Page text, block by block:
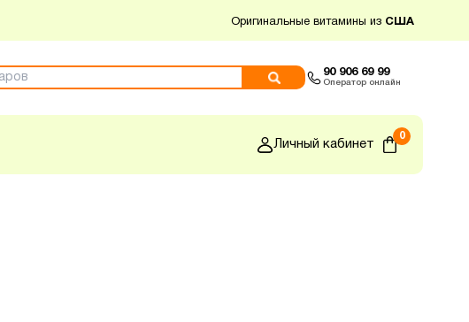
Оригинальные витамины из США
90 906 69 99
Оператор онлайн
Личный кабинет
0